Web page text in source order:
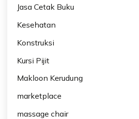
Jasa Cetak Buku
Kesehatan
Konstruksi
Kursi Pijit
Makloon Kerudung
marketplace
massage chair